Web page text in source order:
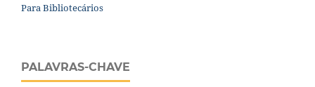
Para Bibliotecários
PALAVRAS-CHAVE